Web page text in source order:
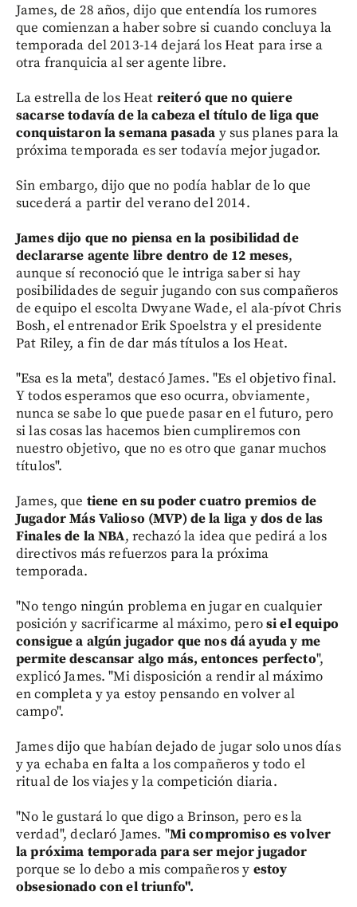
James, de 28 años, dijo que entendía los rumores
que comienzan a haber sobre si cuando concluya la
temporada del 2013-14 dejará los Heat para irse a
otra franquicia al ser agente libre.
La estrella de los Heat reiteró que no quiere
sacarse todavía de la cabeza el título de liga que
conquistaron la semana pasada y sus planes para la
próxima temporada es ser todavía mejor jugador.
Sin embargo, dijo que no podía hablar de lo que
sucederá a partir del verano del 2014.
James dijo que no piensa en la posibilidad de
declararse agente libre dentro de 12 meses,
aunque sí reconoció que le intriga saber si hay
posibilidades de seguir jugando con sus compañeros
de equipo el escolta Dwyane Wade, el ala-pívot Chris
Bosh, el entrenador Erik Spoelstra y el presidente
Pat Riley, a fin de dar más títulos a los Heat.
"Esa es la meta", destacó James. "Es el objetivo final.
Y todos esperamos que eso ocurra, obviamente,
nunca se sabe lo que puede pasar en el futuro, pero
si las cosas las hacemos bien cumpliremos con
nuestro objetivo, que no es otro que ganar muchos
títulos".
James, que tiene en su poder cuatro premios de
Jugador Más Valioso (MVP) de la liga y dos de las
Finales de la NBA, rechazó la idea que pedirá a los
directivos más refuerzos para la próxima
temporada.
"No tengo ningún problema en jugar en cualquier
posición y sacrificarme al máximo, perosi el equipo
consigue a algún jugador que nos dá ayuda y me
permite descansar algo más, entonces perfecto",
explicó James. "Mi disposición a rendir al máximo
en completa y ya estoy pensando en volver al
campo".
James dijo que habían dejado de jugar solo unos días
y ya echaba en falta a los compañeros y todo el
ritual de los viajes y la competición diaria.
"No le gustará lo que digo a Brinson, pero es la
verdad", declaró James. "Mi compromiso es volver
la próxima temporada para ser mejor jugador
porque se lo debo a mis compañeros y estoy
obsesionado con el triunfo".